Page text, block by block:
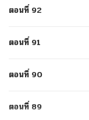
ตอนที่ 92
ตอนที่ 91
ตอนที่ 90
ตอนที่ 89